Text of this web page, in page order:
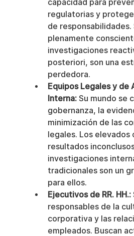
capacidad para
regulatorias y
de responsabilidades.
plenamente
investigaciones
posteriori, son una
perdedora.
Equipos Legales y de
Interna: Su mundo se
gobernanza, la
minimización de las
legales. Los elevados
resultados
investigaciones
tradicionales son un
para ellos.
Ejecutivos de RR. HH.:
responsables de la
corporativa y las
empleados. Buscan